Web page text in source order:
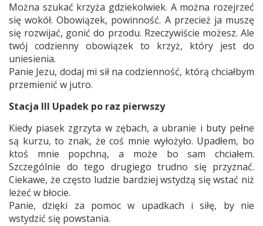
Można szukać krzyża gdziekolwiek. A można rozejrzeć
się wokół. Obowiązek, powinność. A przecież ja muszę
się rozwijać, gonić do przodu. Rzeczywiście możesz. Ale
twój codzienny obowiązek to krzyż, który jest do
uniesienia.
Panie Jezu, dodaj mi sił na codzienność, którą chciałbym
przemienić w jutro.
Stacja III Upadek po raz pierwszy
Kiedy piasek zgrzyta w zębach, a ubranie i buty pełne
są kurzu, to znak, że coś mnie wyłożyło. Upadłem, bo
ktoś mnie popchną, a może bo sam chciałem.
Szczególnie do tego drugiego trudno się przyznać.
Ciekawe, że często ludzie bardziej wstydzą się wstać niż
leżeć w błocie.
Panie, dzięki za pomoc w upadkach i siłę, by nie
wstydzić się powstania.